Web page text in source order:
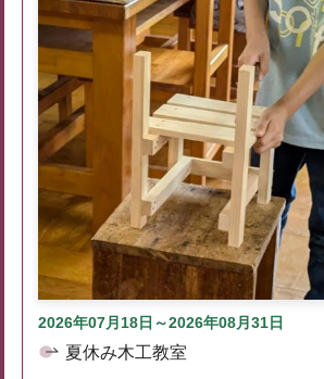
2026年07月18日～2026年08月31日
夏休み木工教室